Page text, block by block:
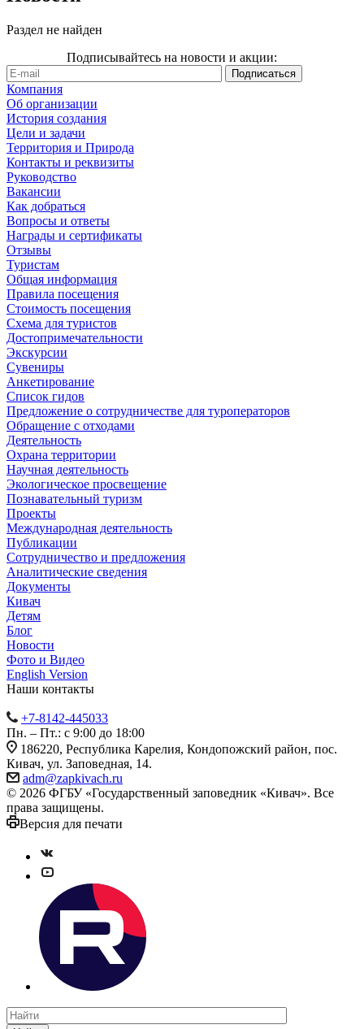
Раздел не найден
Подписывайтесь на новости и акции:
Компания
Об организации
История создания
Цели и задачи
Территория и Природа
Контакты и реквизиты
Руководство
Вакансии
Как добраться
Вопросы и ответы
Награды и сертификаты
Отзывы
Туристам
Общая информация
Правила посещения
Стоимость посещения
Схема для туристов
Достопримечательности
Экскурсии
Сувениры
Анкетирование
Список гидов
Предложение о сотрудничестве для туроператоров
Обращение с отходами
Деятельность
Охрана территории
Научная деятельность
Экологическое просвещение
Познавательный туризм
Проекты
Международная деятельность
Публикации
Сотрудничество и предложения
Аналитические сведения
Документы
Кивач
Детям
Блог
Новости
Фото и Видео
English Version
Наши контакты
+7-8142-445033
Пн. – Пт.: с 9:00 до 18:00
186220, Республика Карелия, Кондопожский район, пос.
Кивач, ул. Заповедная, 14.
adm@zapkivach.ru
© 2026 ФГБУ «Государственный заповедник «Кивач». Все
права защищены.
Версия для печати